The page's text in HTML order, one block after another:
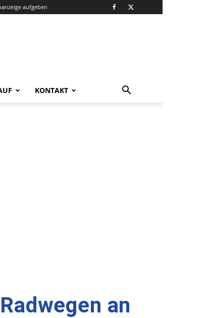
aufgeben
KONTAKT
an